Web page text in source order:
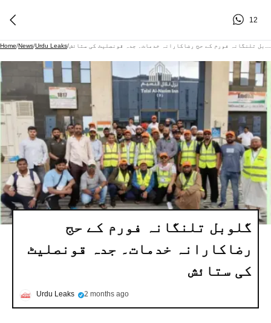
12
Home/News/Urdu Leaks/
گلوبل تلنگانہ فورم کے حج
رضاکارانہ خدمات۔ جدہ قونصلیٹ
کی ستائش
Urdu Leaks 2 months ago